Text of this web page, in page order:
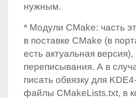
нужным.
* Модули CMake: часть
в поставке CMake (в
есть актуальная
переписывания. А в
писать обвязку для
файлы CMakeLists.txt, в